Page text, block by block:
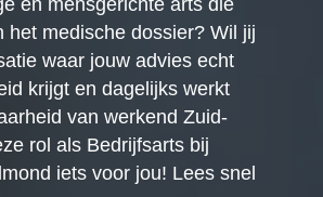
en mensgerichte arts die
het medische dossier? Wil jij
waar jouw advies echt
krijgt en dagelijks werkt
van werkend Zuid-
rol als Bedrijfsarts bij
iets voor jou! Lees snel